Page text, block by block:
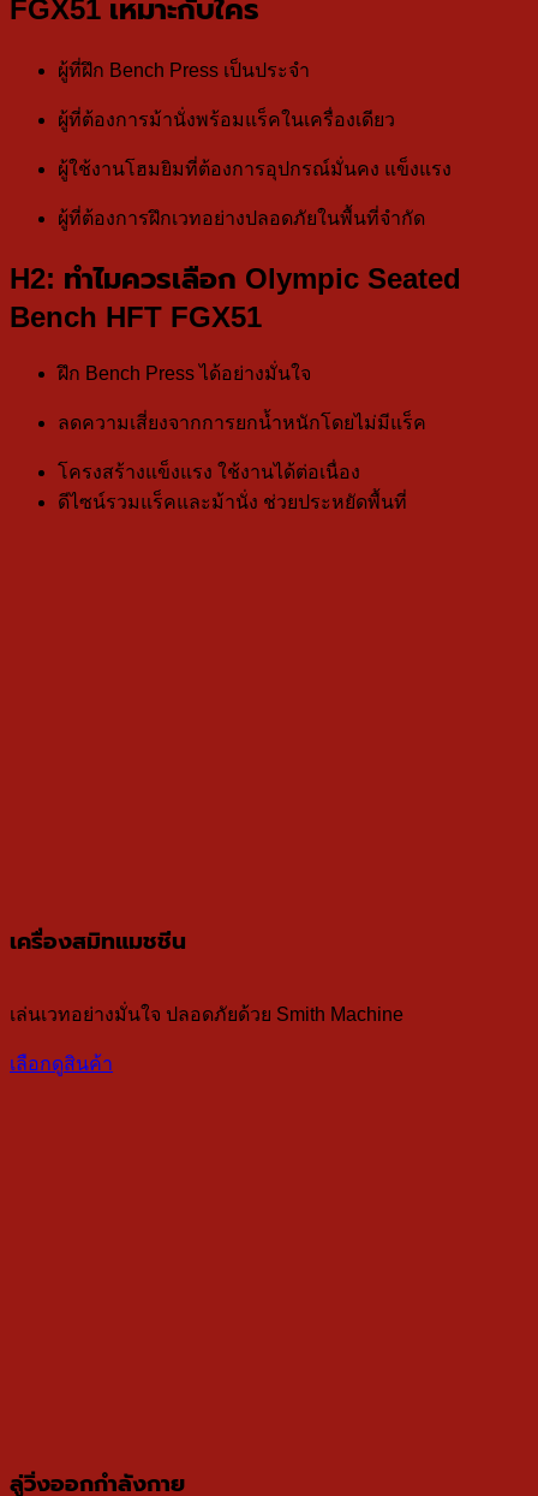
FGX51 เหมาะกับใคร
ผู้ที่ฝึก Bench Press เป็นประจำ
ผู้ที่ต้องการม้านั่งพร้อมแร็คในเครื่องเดียว
ผู้ใช้งานโฮมยิมที่ต้องการอุปกรณ์มั่นคง แข็งแรง
ผู้ที่ต้องการฝึกเวทอย่างปลอดภัยในพื้นที่จำกัด
H2: ทำไมควรเลือก Olympic Seated
Bench HFT FGX51
ฝึก Bench Press ได้อย่างมั่นใจ
ลดความเสี่ยงจากการยกน้ำหนักโดยไม่มีแร็ค
โครงสร้างแข็งแรง ใช้งานได้ต่อเนื่อง
ดีไซน์รวมแร็คและม้านั่ง ช่วยประหยัดพื้นที่
เครื่องสมิทแมชชีน
เล่นเวทอย่างมั่นใจ ปลอดภัยด้วย Smith Machine
เลือกดูสินค้า
ลู่วิ่งออกกำลังกาย